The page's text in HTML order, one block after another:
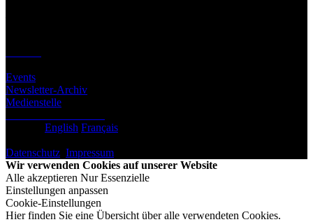
Events
Newsletter-Archiv
Medienstelle
English Français
Datenschutz Impressum
Wir verwenden Cookies auf unserer Website
Alle akzeptieren Nur Essenzielle
Einstellungen anpassen
Cookie-Einstellungen
Hier finden Sie eine Übersicht über alle verwendeten Cookies.